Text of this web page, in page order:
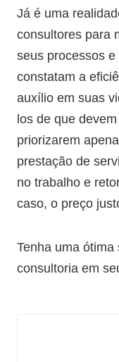
Já é uma
consultores para
seus processos
constatam a
auxílio em suas
los de que
priorizarem
prestação de
no trabalho e
caso, o preço
Tenha uma
consultoria em